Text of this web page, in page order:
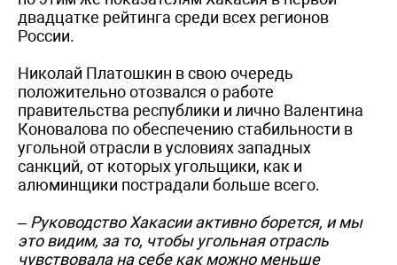
двадцатке рейтинга среди всех регионов
России.
Николай Платошкин в свою очередь
положительно отозвался о работе
правительства республики и лично Валентина
Коновалова по обеспечению стабильности в
угольной отрасли в условиях западных
санкций, от которых угольщики, как и
алюминщики пострадали больше всего.
– Руководство Хакасии активно борется, и мы
это видим, за то, чтобы угольная отрасль
чувствовала на себе как можно меньше